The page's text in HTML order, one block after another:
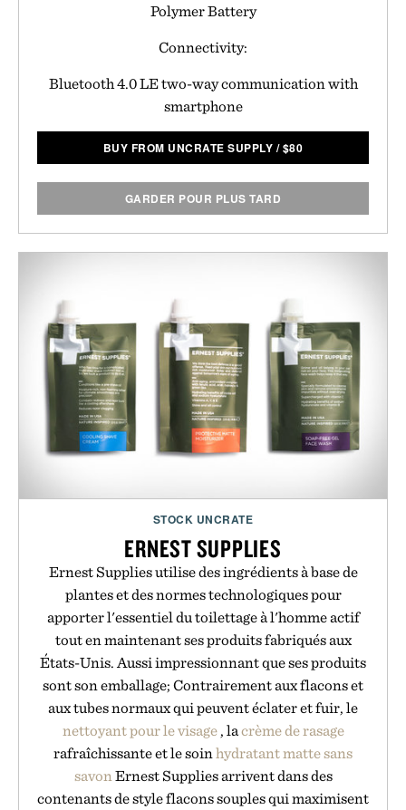
Polymer Battery
Connectivity:
Bluetooth 4.0 LE two-way communication with
smartphone
BUY FROM UNCRATE SUPPLY /$80
GARDER POUR PLUS TARD
STOCK UNCRATE
ERNEST SUPPLIES
Ernest Supplies utilise des ingrédients à base de
plantes et des normes technologiques pour
apporter l'essentiel du toilettage à l'homme actif
tout en maintenant ses produits fabriqués aux
États-Unis. Aussi impressionnant que ses produits
sont son emballage; Contrairement aux flacons et
aux tubes normaux qui peuvent éclater et fuir, le
nettoyant pour le visage, lacrème de rasage
rafraîchissante et le soin hydratant mattesans
savon Ernest Supplies arrivent dans des
contenants de style flacons souples qui maximisent